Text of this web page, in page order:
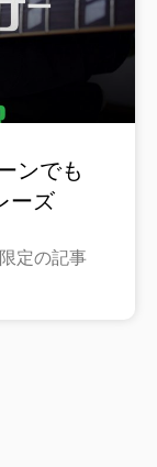
ンでも
ーズ
定の記事